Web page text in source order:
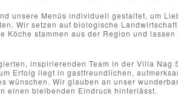
unsere Menüs individuell gestaltet, um
Wir setzen auf biologische
Köche stammen aus der Region und
inspirierenden Team in der Villa Nag
Erfolg liegt in gastfreundlichen,
wünschen. Wir glauben an unser
einen bleibenden Eindruck hinterlässt.